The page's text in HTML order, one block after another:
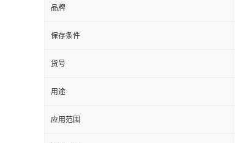
品牌
保存条件
货号
用途
应用范围